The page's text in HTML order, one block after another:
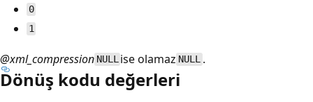
0
1
@xml_compression NULL ise olamaz NULL.
Dönüş kodu değerleri